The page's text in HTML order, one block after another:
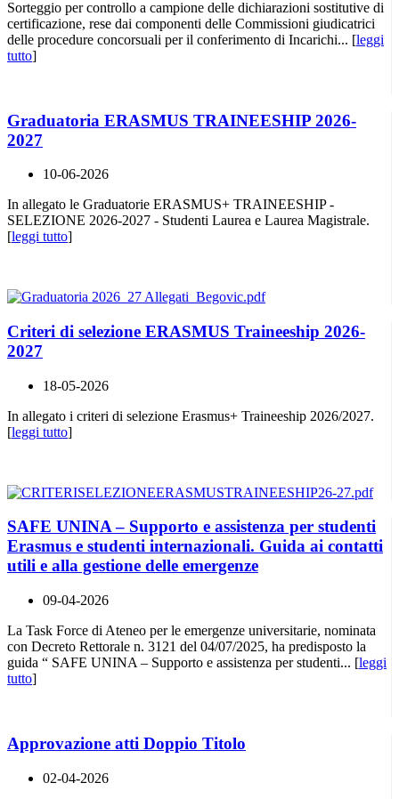
Sorteggio per controllo a campione delle dichiarazioni sostitutive di
certificazione, rese dai componenti delle Commissioni giudicatrici
delle procedure concorsuali per il conferimento di Incarichi... [leggi
tutto]
Graduatoria ERASMUS TRAINEESHIP 2026-
2027
10-06-2026
In allegato le Graduatorie ERASMUS+ TRAINEESHIP -
SELEZIONE 2026-2027 - Studenti Laurea e Laurea Magistrale.
[leggi tutto]
Criteri di selezione ERASMUS Traineeship 2026-
2027
18-05-2026
In allegato i criteri di selezione Erasmus+ Traineeship 2026/2027.
[leggi tutto]
SAFE UNINA – Supporto e assistenza per studenti
Erasmus e studenti internazionali. Guida ai contatti
utili e alla gestione delle emergenze
09-04-2026
La Task Force di Ateneo per le emergenze universitarie, nominata
con Decreto Rettorale n. 3121 del 04/07/2025, ha predisposto la
guida “ SAFE UNINA – Supporto e assistenza per studenti... [leggi
tutto]
Approvazione atti Doppio Titolo
02-04-2026